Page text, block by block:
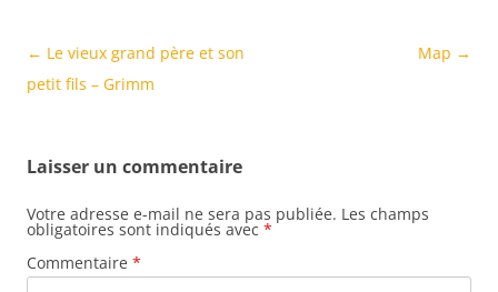
Navigation
des
← Le vieux grand père et son
petit fils – Grimm
Map →
Laisser un commentaire
Votre adresse e-mail ne sera pas publiée. Les champs
obligatoires sont indiqués avec *
Commentaire *